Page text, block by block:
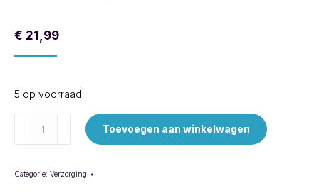
€ 21,99
5 op voorraad
Onklitmesje Toevoegen aan winkelwagen
Categorie: Verzorging